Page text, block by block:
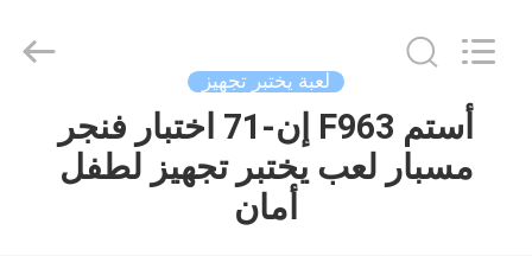
مسكن
INSTRUMENT
لعبة يختبر تجهيز
أستم F963 إن-71 اختبار فنجر
مسبار لعب يختبر تجهيز لطفل
أمان